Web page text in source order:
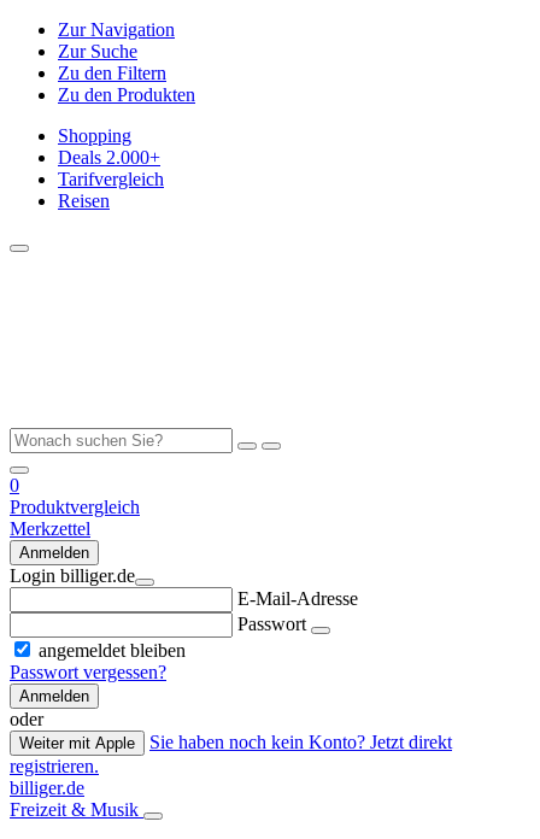
Zur Navigation
Zur Suche
Zu den Filtern
Zu den Produkten
Shopping
Deals 2.000+
Tarifvergleich
Reisen
0
Produktvergleich
Merkzettel
Anmelden
Login billiger.de
E-Mail-Adresse
Passwort
angemeldet bleiben
Passwort vergessen?
Anmelden
oder
Weiter mit Apple
Sie haben noch kein Konto? Jetzt direkt
registrieren.
billiger.de
Freizeit & Musik